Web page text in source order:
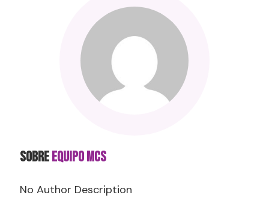
SOBRE Equipo MCS
No Author Description